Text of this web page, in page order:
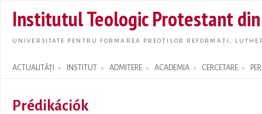
main
Institutul Teologic Protestant
UNIVERSITATE PENTRU FORMAREA PREOȚILOR REFORMAȚI,
ACTUALITĂȚI INSTITUT ADMITERE ACADEMIA CERCETARE
Search form
Prédikációk